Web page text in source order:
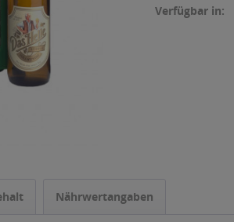
Verfügbar in:
Nährwertangaben